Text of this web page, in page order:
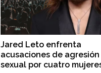
Jared Leto enfrenta
acusaciones de agresión
sexual por cuatro